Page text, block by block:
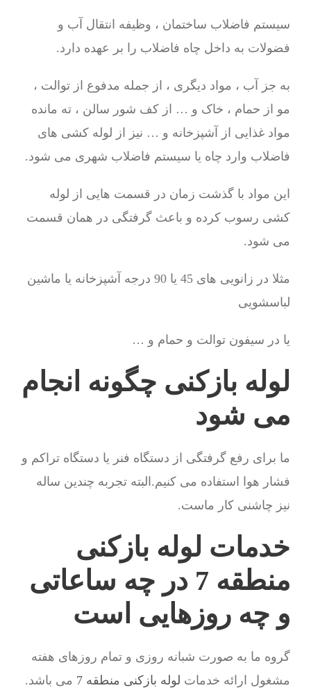
سیستم فاضلاب ساختمان ، وظیفه انتقال آب و
فضولات به داخل چاه فاضلاب را بر عهده دارد.
به جز آب ، مواد دیگری ، از جمله مدفوع از توالت ،
مو از حمام ، خاک و … از کف شور سالن ، ته مانده
مواد غذایی از آشپزخانه و … نیز از لوله کشی های
فاضلاب وارد چاه یا سیستم فاضلاب شهری می شود.
این مواد با گذشت زمان در قسمت هایی از لوله
کشی رسوب کرده و باعث گرفتگی در همان قسمت
می شود.
مثلا در زانویی های 45 یا 90 درجه آشپزخانه یا ماشین
لباسشویی
یا در سیفون توالت و حمام و …
لوله بازکنی چگونه انجام
می شود
ما برای رفع گرفتگی از دستگاه فنر یا دستگاه تراکم و
فشار هوا استفاده می کنیم.البته تجربه چندین ساله
نیز چاشنی کار ماست.
خدمات لوله بازکنی
منطقه 7 در چه ساعاتی
و چه روزهایی است
گروه ما به صورت شبانه روزی و تمام روزهای هفته
مشغول ارائه خدمات لوله بازکنی منطقه 7 می باشد.